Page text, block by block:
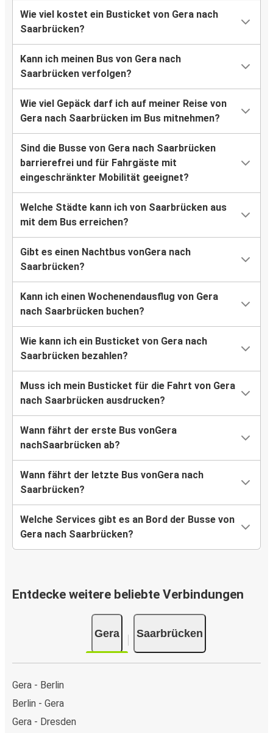
Wie viel kostet ein Busticket von Gera nach
Saarbrücken?
Kann ich meinen Bus von Gera nach
Saarbrücken verfolgen?
Wie viel Gepäck darf ich auf meiner Reise von
Gera nach Saarbrücken im Bus mitnehmen?
Sind die Busse von Gera nach Saarbrücken
barrierefrei und für Fahrgäste mit
eingeschränkter Mobilität geeignet?
Welche Städte kann ich von Saarbrücken aus
mit dem Bus erreichen?
Gibt es einen Nachtbus vonGera nach
Saarbrücken?
Kann ich einen Wochenendausflug von Gera
nach Saarbrücken buchen?
Wie kann ich ein Busticket von Gera nach
Saarbrücken bezahlen?
Muss ich mein Busticket für die Fahrt von Gera
nach Saarbrücken ausdrucken?
Wann fährt der erste Bus vonGera
nachSaarbrücken ab?
Wann fährt der letzte Bus vonGera nach
Saarbrücken?
Welche Services gibt es an Bord der Busse von
Gera nach Saarbrücken?
Entdecke weitere beliebte Verbindungen
Gera Saarbrücken
Gera - Berlin
Berlin - Gera
Gera - Dresden